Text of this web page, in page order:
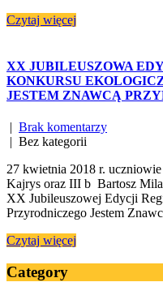
Czytaj więcej
XX JUBILEUSZOWA
KONKURSU
JESTEM ZNAWCĄ
| Brak komentarzy
| Bez kategorii
27 kwietnia 2018 r.
Kajrys oraz III b Bartosz
XX Jubileuszowej Edycji
Przyrodniczego Jestem
Czytaj więcej
Category